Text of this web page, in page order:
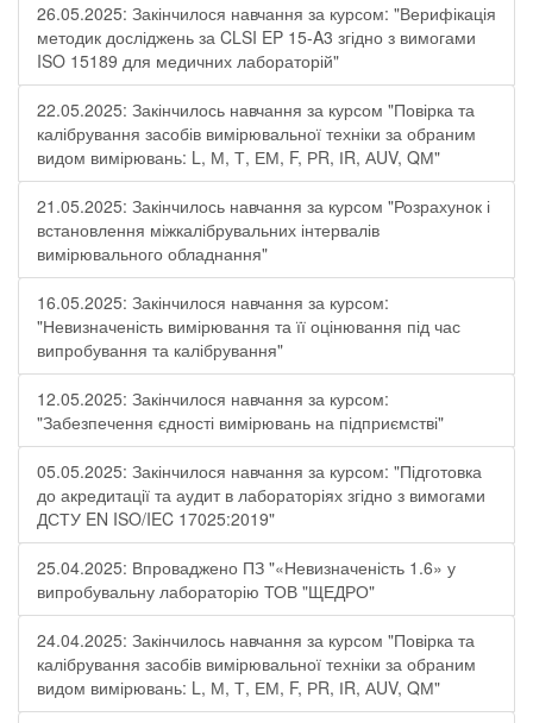
26.05.2025: Закінчилося навчання за курсом: "Верифікація
методик досліджень за CLSI EP 15-A3 згідно з вимогами
ISO 15189 для медичних лабораторій"
22.05.2025: Закінчилось навчання за курсом "Повірка та
калібрування засобів вимірювальної техніки за обраним
видом вимірювань: L, М, Т, ЕМ, F, РR, ІR, АUV, QМ"
21.05.2025: Закінчилось навчання за курсом "Розрахунок і
встановлення міжкалібрувальних інтервалів
вимірювального обладнання"
16.05.2025: Закінчилося навчання за курсом:
"Невизначеність вимірювання та її оцінювання під час
випробування та калібрування"
12.05.2025: Закінчилося навчання за курсом:
"Забезпечення єдності вимірювань на підприємстві"
05.05.2025: Закінчилося навчання за курсом: "Підготовка
до акредитації та аудит в лабораторіях згідно з вимогами
ДСТУ EN ISO/IEC 17025:2019"
25.04.2025: Впроваджено ПЗ "«Невизначеність 1.6» у
випробувальну лабораторію ТОВ "ЩЕДРО"
24.04.2025: Закінчилось навчання за курсом "Повірка та
калібрування засобів вимірювальної техніки за обраним
видом вимірювань: L, М, Т, ЕМ, F, РR, ІR, АUV, QМ"